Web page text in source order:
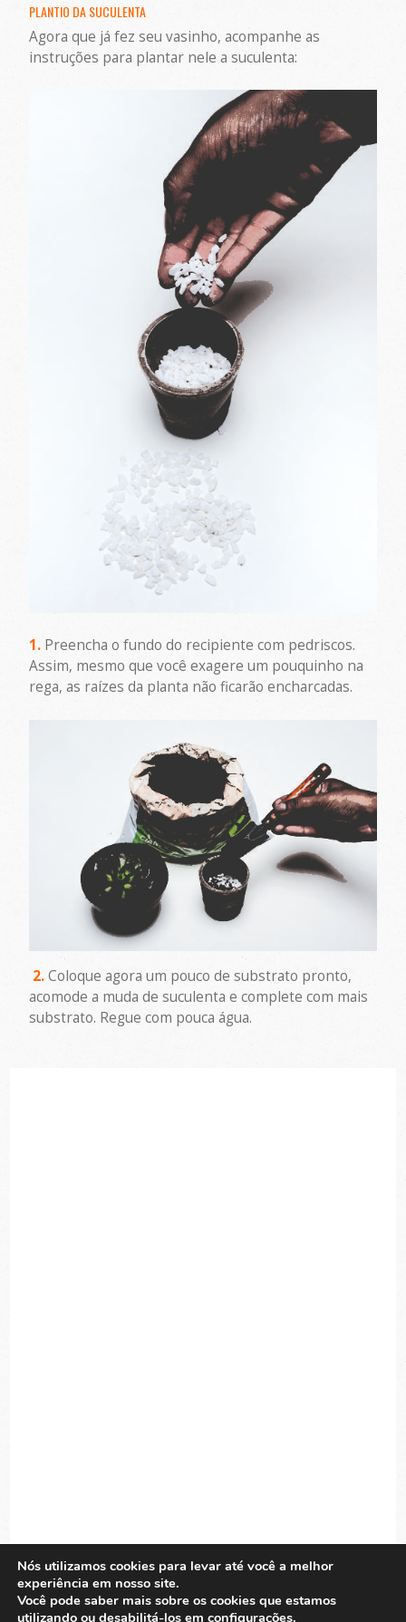
PLANTIO DA SUCULENTA
Agora que já fez seu vasinho, acompanhe as
instruções para plantar nele a suculenta:
1. Preencha o fundo do recipiente com pedriscos.
Assim, mesmo que você exagere um pouquinho na
rega, as raízes da planta não ficarão encharcadas.
2. Coloque agora um pouco de substrato pronto,
acomode a muda de suculenta e complete com mais
substrato. Regue com pouca água.
Nós utilizamos cookies para levar até você a melhor
experiência em nosso site.
Você pode saber mais sobre os cookies que estamos
utilizando ou desabilitá-los em configurações.